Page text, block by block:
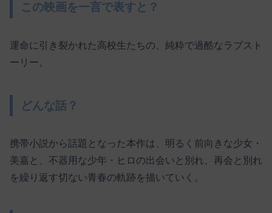
この映画を一言で表すと？
運命に引き裂かれた高校生たちの、純粋で過酷なラブスト
ーリー。
どんな話？
携帯小説から話題となった本作は、明るく前向きな少女・
美嘉と、不器用な少年・ヒロの出会いと別れ、再会と別れ
を繰り返す切ない青春の軌跡を描いていく。